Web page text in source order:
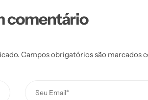
comentário
Campos obrigatórios são marcados